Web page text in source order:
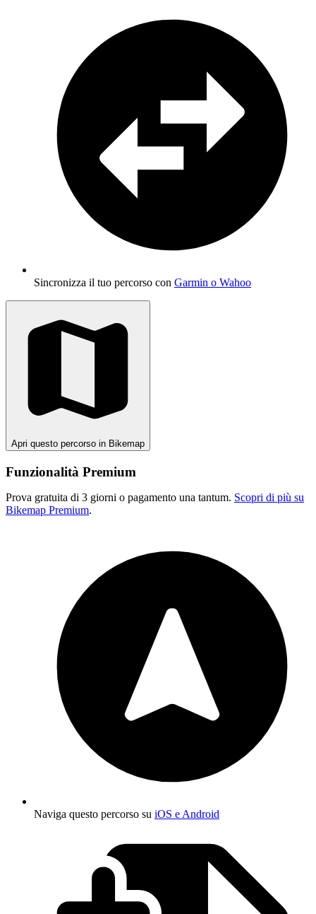
Sincronizza il tuo percorso con Garmin o Wahoo
Apri questo percorso in Bikemap
Funzionalità Premium
Prova gratuita di 3 giorni o pagamento una tantum. Scopri di più su
Bikemap Premium.
Naviga questo percorso su iOS e Android